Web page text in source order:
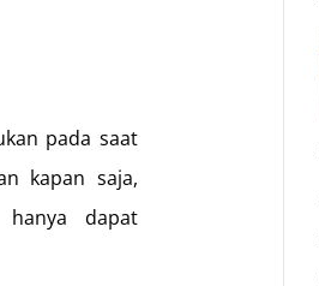
pada saat
kapan saja,
dapat